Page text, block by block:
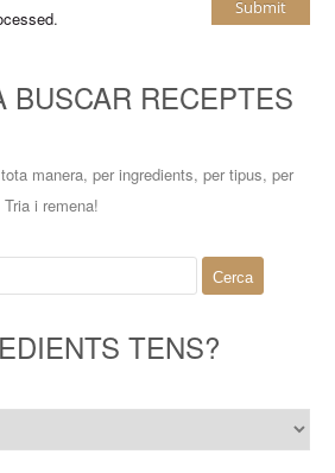
.
BUSCAR RECEPTES
manera, per ingredients, per tipus, per
i remena!
TENS?